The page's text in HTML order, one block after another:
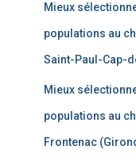
Mieux
populations au
Saint-Paul-Cap-
Mieux
populations au
Frontenac